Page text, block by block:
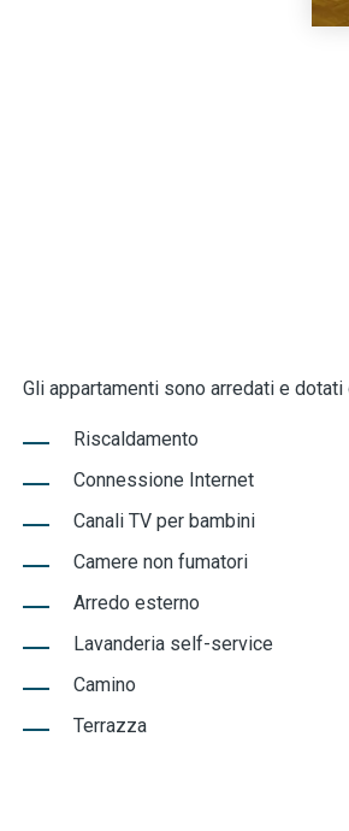
Gli appartamenti sono arredati e
Riscaldamento
Connessione Internet
Canali TV per bambini
Camere non fumatori
Arredo esterno
Lavanderia self-service
Camino
Terrazza